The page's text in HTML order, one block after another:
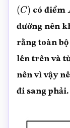
(C) có điểm
đường nên
rằng toàn
lên trên và
nên vì vậy
đi sang phải.